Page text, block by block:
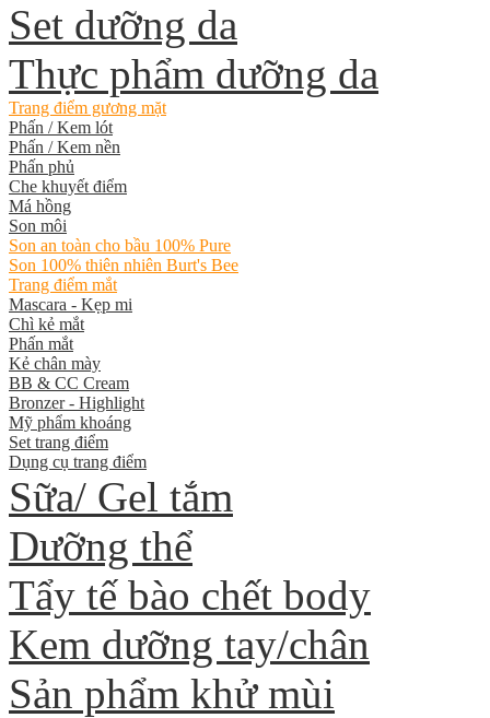
Set dưỡng da
Thực phẩm dưỡng da
Trang điểm gương mặt
Phấn / Kem lót
Phấn / Kem nền
Phấn phủ
Che khuyết điểm
Má hồng
Son môi
Son an toàn cho bầu 100% Pure
Son 100% thiên nhiên Burt's Bee
Trang điểm mắt
Mascara - Kẹp mi
Chì kẻ mắt
Phấn mắt
Kẻ chân mày
BB & CC Cream
Bronzer - Highlight
Mỹ phẩm khoáng
Set trang điểm
Dụng cụ trang điểm
Sữa/ Gel tắm
Dưỡng thể
Tẩy tế bào chết body
Kem dưỡng tay/chân
Sản phẩm khử mùi